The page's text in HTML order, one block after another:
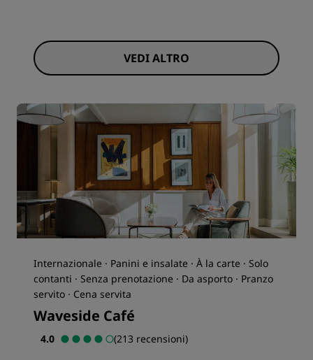
VEDI ALTRO
Internazionale · Panini e insalate · À la carte · Solo
contanti · Senza prenotazione · Da asporto · Pranzo
servito · Cena servita
Waveside Café
4.0 (213 recensioni)